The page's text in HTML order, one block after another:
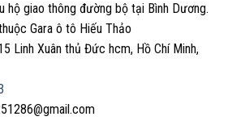
hộ giao thông đường bộ tại Bình Dương.
Gara ô tô Hiếu Thảo
Linh Xuân thủ Đức hcm, Hồ Chí Minh,